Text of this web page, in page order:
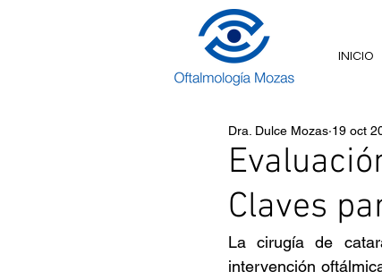
INICIO
Claves
Dra. Dulce Mozas 19 oct
La cirugía de
intervención